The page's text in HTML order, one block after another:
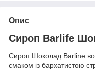
Опис
Сироп Barlife
Сироп Шоколад Barline
смаком із бархатистою